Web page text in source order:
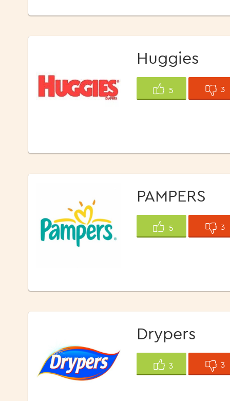
Huggies
5 3
PAMPERS
5 3
Drypers
3 3